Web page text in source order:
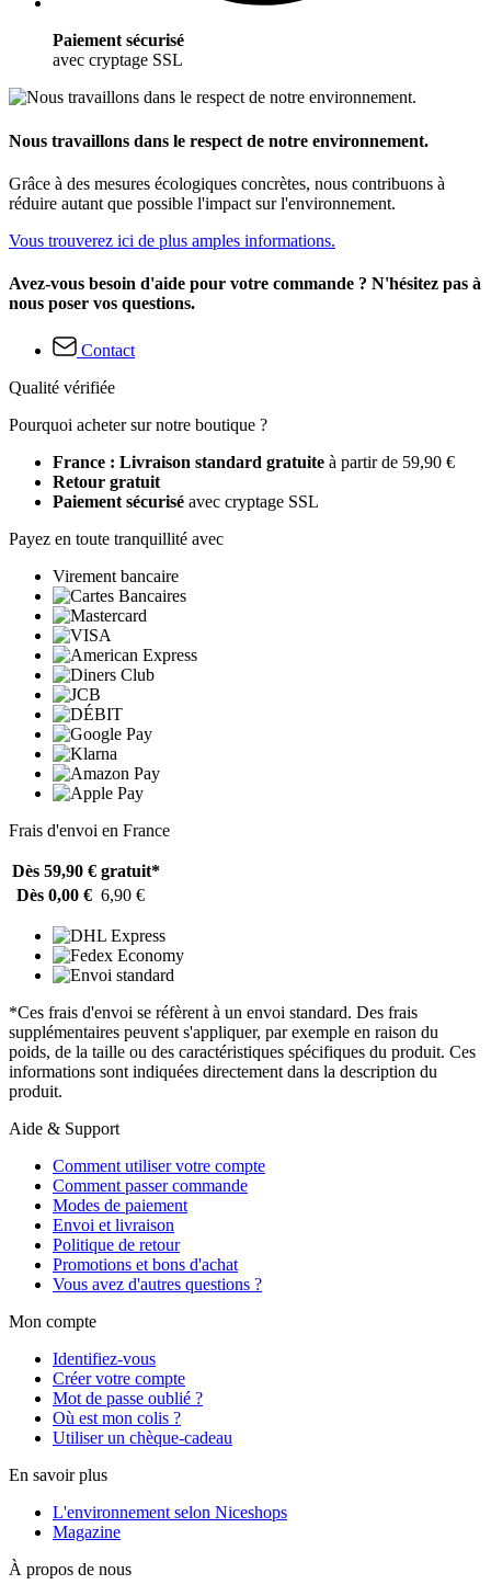
Paiement sécurisé
avec cryptage SSL
Nous travaillons dans le respect de notre environnement.
Grâce à des mesures écologiques concrètes, nous contribuons à
réduire autant que possible l'impact sur l'environnement.
Vous trouverez ici de plus amples informations.
Avez-vous besoin d'aide pour votre commande ? N'hésitez pas à
nous poser vos questions.
Contact
Qualité vérifiée
Pourquoi acheter sur notre boutique ?
France : Livraison standard gratuite à partir de 59,90 €
Retour gratuit
Paiement sécurisé avec cryptage SSL
Payez en toute tranquillité avec
Virement bancaire
Frais d'envoi en France
Dès 59,90 € gratuit*
Dès 0,00 € 6,90 €
*Ces frais d'envoi se réfèrent à un envoi standard. Des frais
supplémentaires peuvent s'appliquer, par exemple en raison du
poids, de la taille ou des caractéristiques spécifiques du produit. Ces
informations sont indiquées directement dans la description du
produit.
Aide & Support
Comment utiliser votre compte
Comment passer commande
Modes de paiement
Envoi et livraison
Politique de retour
Promotions et bons d'achat
Vous avez d'autres questions ?
Mon compte
Identifiez-vous
Créer votre compte
Mot de passe oublié ?
Où est mon colis ?
Utiliser un chèque-cadeau
En savoir plus
L'environnement selon Niceshops
Magazine
À propos de nous